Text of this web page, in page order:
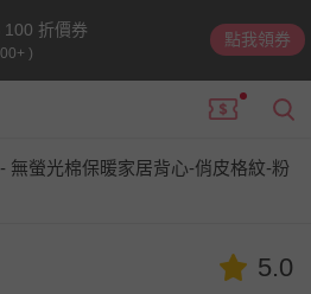
100 折價券
)
點我領券
無螢光棉保暖家居背心-俏皮格紋-粉
5.0